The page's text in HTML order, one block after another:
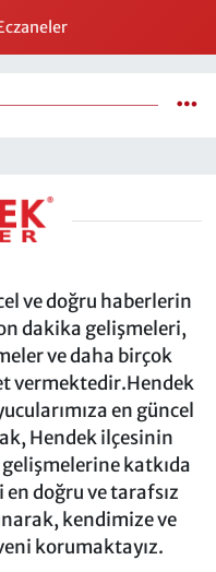
ve doğru haberlerin
dakika gelişmeleri,
ve daha birçok
vermektedir.Hendek
en güncel
Hendek ilçesinin
katkıda
doğru ve tarafsız
kendimize ve
korumaktayız.